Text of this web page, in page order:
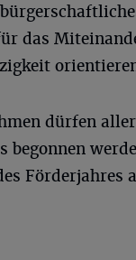
das
dürfen
begonnen
Förderjahres